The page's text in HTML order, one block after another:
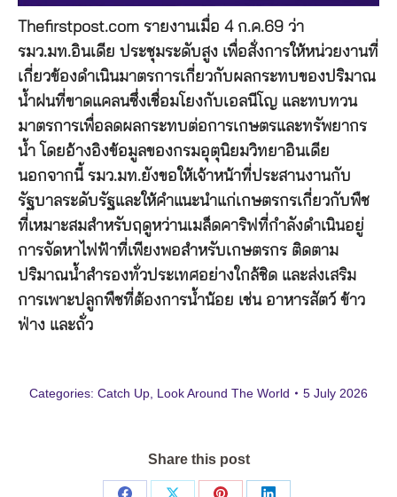
Thefirstpost.com รายงานเมื่อ 4 ก.ค.69 ว่า
รมว.มท.อินเดีย ประชุมระดับสูง เพื่อสั่งการให้หน่วยงานที่
เกี่ยวข้องดำเนินมาตรการเกี่ยวกับผลกระทบของปริมาณ
น้ำฝนที่ขาดแคลนซึ่งเชื่อมโยงกับเอลนีโญ และทบทวน
มาตรการเพื่อลดผลกระทบต่อการเกษตรและทรัพยากร
น้ำ โดยอ้างอิงข้อมูลของกรมอุตุนิยมวิทยาอินเดีย
นอกจากนี้ รมว.มท.ยังขอให้เจ้าหน้าที่ประสานงานกับ
รัฐบาลระดับรัฐและให้คําแนะนําแก่เกษตรกรเกี่ยวกับพืช
ที่เหมาะสมสําหรับฤดูหว่านเมล็ดคาริฟที่กําลังดําเนินอยู่
การจัดหาไฟฟ้าที่เพียงพอสําหรับเกษตรกร ติดตาม
ปริมาณน้ำสำรองทั่วประเทศอย่างใกล้ชิด และส่งเสริม
การเพาะปลูกพืชที่ต้องการน้ำน้อย เช่น อาหารสัตว์ ข้าว
ฟ่าง และถั่ว
Categories: Catch Up Look Around The World 5 July 2026
Share this post